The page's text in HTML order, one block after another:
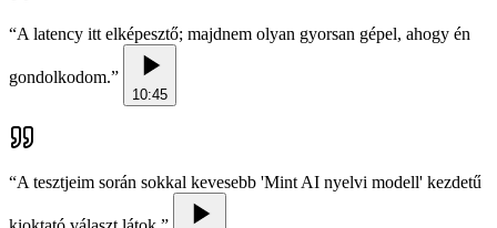
“A latency itt elképesztő; majdnem olyan gyorsan gépel, ahogy én
gondolkodom.”
10:45
“A tesztjeim során sokkal kevesebb 'Mint AI nyelvi modell' kezdetű